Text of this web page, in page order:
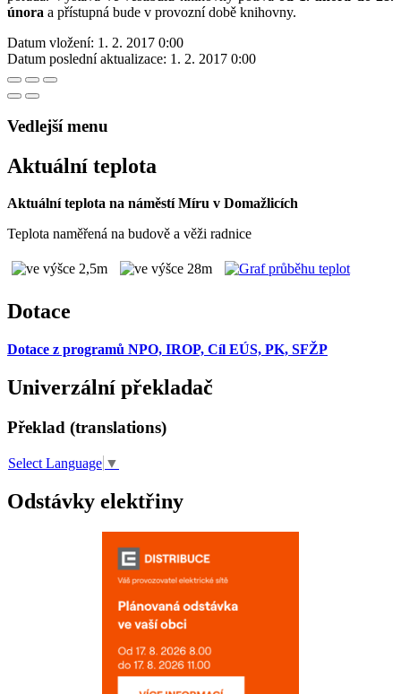
února a přístupná bude v provozní době knihovny.
Datum vložení: 1. 2. 2017 0:00
Datum poslední aktualizace: 1. 2. 2017 0:00
Vedlejší menu
Aktuální teplota
Aktuální teplota na náměstí Míru v Domažlicích
Teplota naměřená na budově a věži radnice
Dotace
Dotace z programů NPO, IROP, Cíl EÚS, PK, SFŽP
Univerzální překladač
Překlad (translations)
Select Language ▼
Odstávky elektřiny